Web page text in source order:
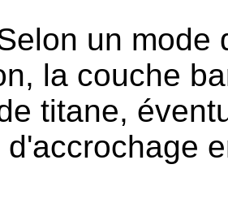
un mode
la couche
titane,
d'accrochage